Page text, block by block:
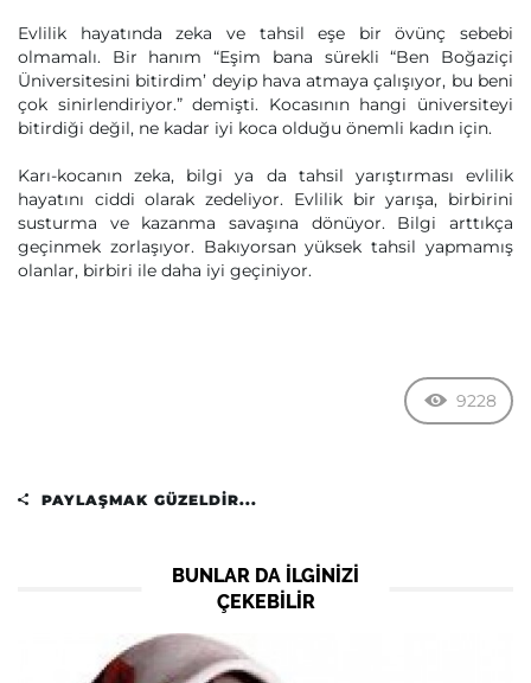
Evlilik hayatında zeka ve tahsil eşe bir övünç sebebi
olmamalı. Bir hanım “Eşim bana sürekli “Ben Boğaziçi
Üniversitesini bitirdim’ deyip hava atmaya çalışıyor, bu beni
çok sinirlendiriyor.” demişti. Kocasının hangi üniversiteyi
bitirdiği değil, ne kadar iyi koca olduğu önemli kadın için.
Karı-kocanın zeka, bilgi ya da tahsil yarıştırması evlilik
hayatını ciddi olarak zedeliyor. Evlilik bir yarışa, birbirini
susturma ve kazanma savaşına dönüyor. Bilgi arttıkça
geçinmek zorlaşıyor. Bakıyorsan yüksek tahsil yapmamış
olanlar, birbiri ile daha iyi geçiniyor.
9228
PAYLAŞMAK GÜZELDIR...
BUNLAR DA ILGINIZI
ÇEKEBILIR